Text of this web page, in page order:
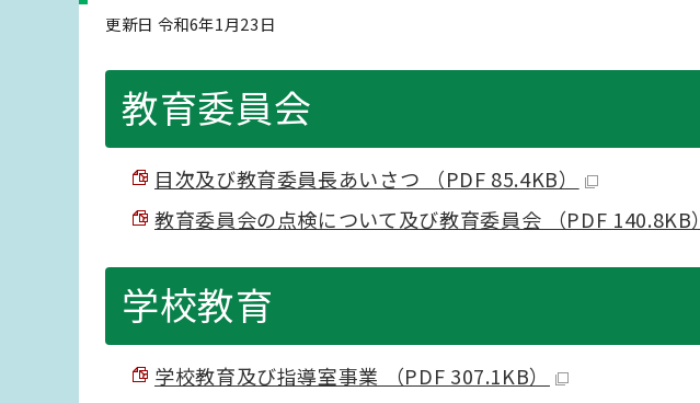
更新日 令和6年1月23日
教育委員会
目次及び教育委員長あいさつ （PDF 85.4KB）
教育委員会の点検について及び教育委員会 （PDF 140.8KB）
学校教育
学校教育及び指導室事業 （PDF 307.1KB）